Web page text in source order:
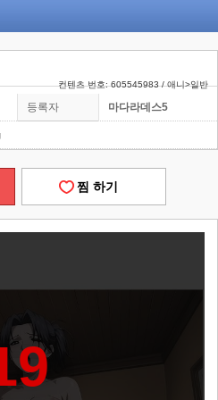
컨텐츠 번호: 605545983 / 애니>일반
등록자 마다라데스5
찜 하기